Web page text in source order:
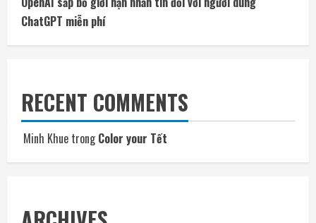
ChatGPT miễn phí
RECENT COMMENTS
Minh Khue trongColor your Tết